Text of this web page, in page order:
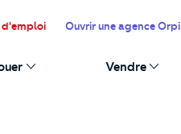
d'emploi Ouvrir une agence Orpi
Vendre